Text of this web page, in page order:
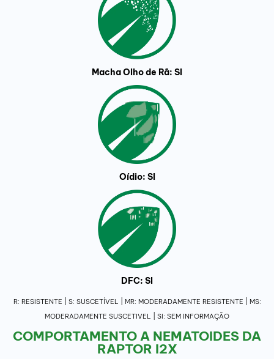
Macha Olho de Rã: SI
Oídio: SI
DFC: SI
R: RESISTENTE | S: SUSCETÍVEL | MR: MODERADAMENTE RESISTENTE | MS:
MODERADAMENTE SUSCETIVEL | SI: SEM INFORMAÇÃO
COMPORTAMENTO A NEMATOIDES DA
RAPTOR I2X